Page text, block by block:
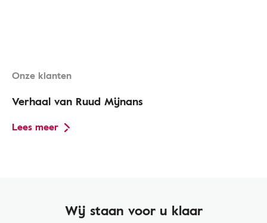
Onze klanten
Verhaal van Ruud Mijnans
Lees meer
Wij staan voor u klaar